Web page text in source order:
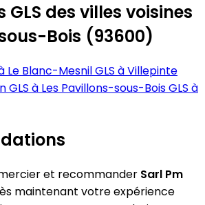
GLS des villes voisines
Bois (93600)
Le Blanc-MesnilGLS à Villepinte
GLS à Les Pavillons-sous-BoisGLS à
et recommander Sarl Pm
maintenant votre expérience